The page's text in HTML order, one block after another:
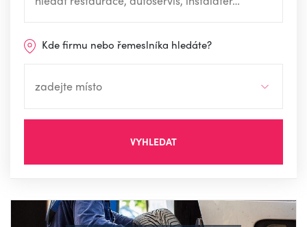
Kde firmu nebo řemeslníka hledáte?
VYHLEDAT